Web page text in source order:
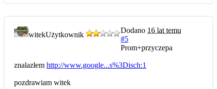
witekUżytkownik Dodano 16 lat temu
#5
Prom+przyczepa
znalazłem http://www.google...s%3Disch:1
pozdrawiam witek